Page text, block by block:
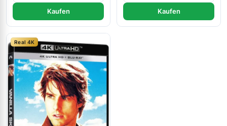
Kaufen Kaufen
Real 4K